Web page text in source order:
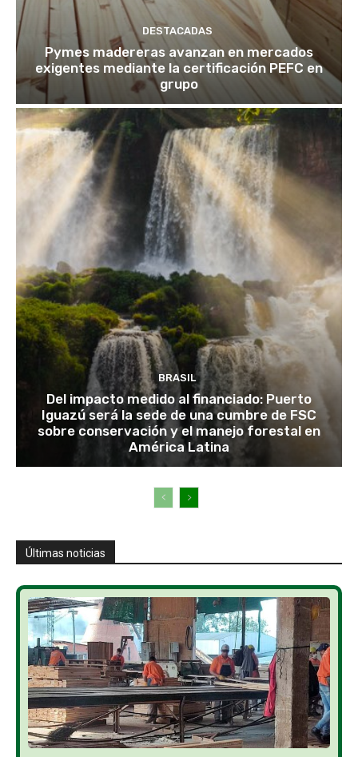
DESTACADAS
Pymes madereras avanzan en mercados
exigentes mediante la certificación PEFC en
grupo
BRASIL
Del impacto medido al financiado: Puerto
Iguazú será la sede de una cumbre de FSC
sobre conservación y el manejo forestal en
América Latina
Últimas noticias